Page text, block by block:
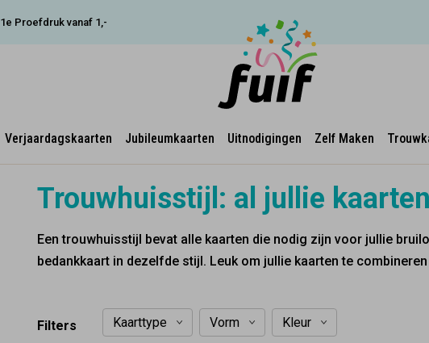
1e Proefdruk vanaf 1,-
Verjaardagskaarten Jubileumkaarten Uitnodigingen Zelf Maken
Trouwhuisstijl: al jullie
Een trouwhuisstijl bevat alle kaarten die nodig zijn voor jullie
bedankkaart in dezelfde stijl. Leuk om jullie kaarten te
Filters Kaarttype Vorm Kleur